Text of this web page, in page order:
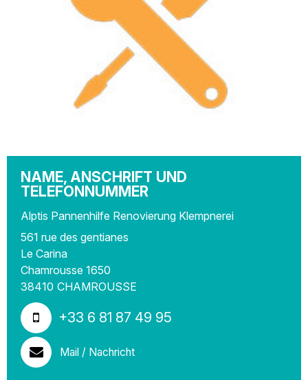
NAME, ANSCHRIFT UND
TELEFONNUMMER
Alptis Pannenhilfe Renovierung Klempnerei
561 rue des gentianes
Le Carina
Chamrousse 1650
38410 CHAMROUSSE
+33 6 81 87 49 95
Mail / Nachricht